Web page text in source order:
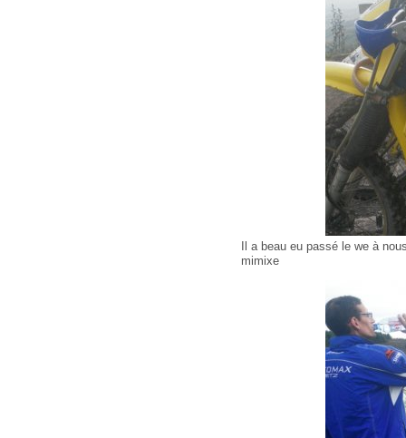
Il a beau eu passé le we à
mimixe